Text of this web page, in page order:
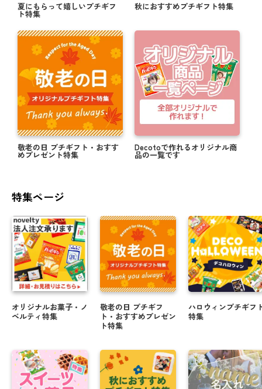
夏にもらって嬉しいプチギフ
ト特集
秋におすすめプチギフト特集
敬老の日 プチギフト・おすす
めプレゼント特集
Decotoで作れるオリジナル商
品の一覧です
特集ページ
オリジナルお菓子・ノ
ベルティ特集
敬老の日 プチギフ
ト・おすすめプレゼン
ト特集
ハロウィンプチギフ
特集